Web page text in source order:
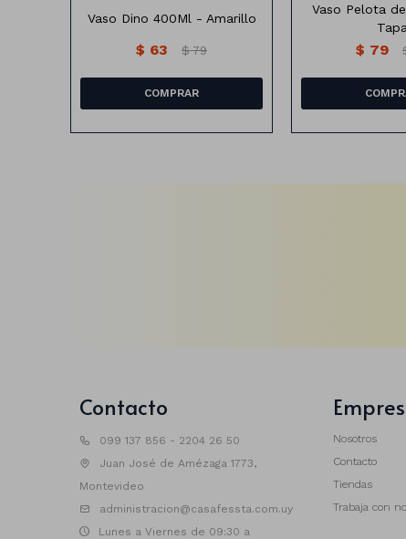
Vaso Dino 400Ml - Amarillo
$ 63 $ 79
Vaso Pelota
Tapa
$ 79
Contacto
099 137 856 - 2204 26 50
Juan José de Amézaga 1773,
Montevideo
administracion@casafessta.com.uy
Lunes a Viernes de 09:30 a
Nosotros
Contacto
Tiendas
Trabaja con